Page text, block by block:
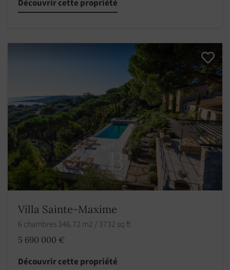
Découvrir cette propriété
Villa Sainte-Maxime
6 chambres 346.72 m2 / 3732 sq ft
5 690 000 €
Découvrir cette propriété